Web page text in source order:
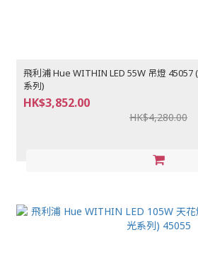
飛利浦 Hue WITHIN LED 55W 吊燈
系列)
HK$3,852.00
HK$4,280.00